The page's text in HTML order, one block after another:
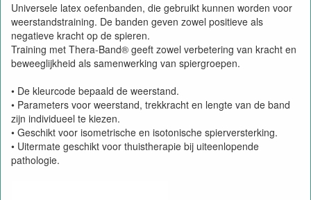
Universele latex oefenbanden, die gebruikt kunnen worden voor
weerstandstraining. De banden geven zowel positieve als
negatieve kracht op de spieren.
Training met Thera-Band® geeft zowel verbetering van kracht en
beweeglijkheid als samenwerking van spiergroepen.
• De kleurcode bepaald de weerstand.
• Parameters voor weerstand, trekkracht en lengte van de band
zijn individueel te kiezen.
• Geschikt voor isometrische en isotonische spierversterking.
• Uitermate geschikt voor thuistherapie bij uiteenlopende
pathologie.